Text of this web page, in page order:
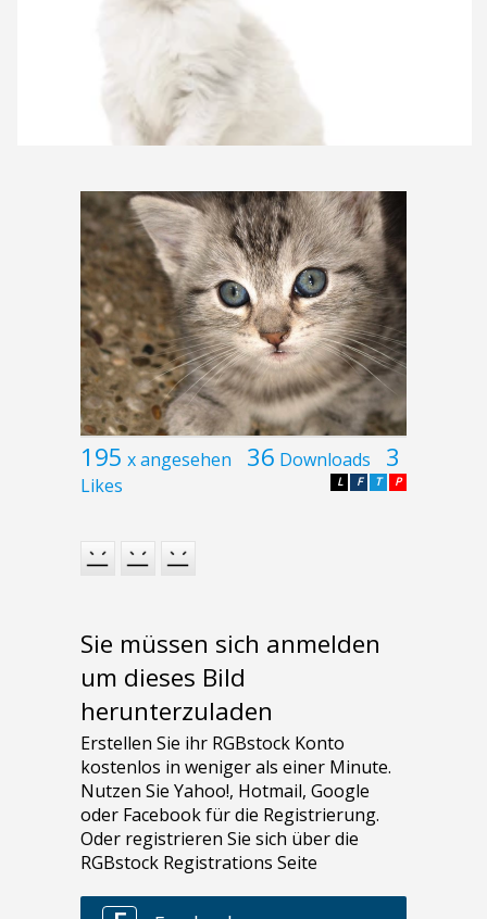
195 x angesehen 36 Downloads 3
Likes P
T
F
L
Sie müssen sich anmelden
um dieses Bild
herunterzuladen